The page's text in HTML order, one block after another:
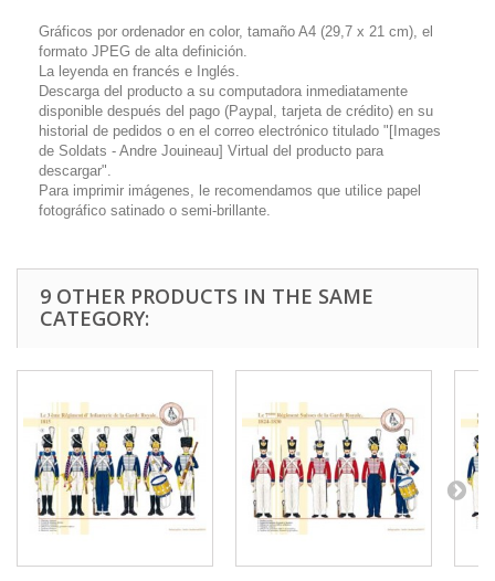
Gráficos por ordenador en color, tamaño A4 (29,7 x 21 cm), el
formato JPEG de alta definición.
La leyenda en francés e Inglés.
Descarga del producto a su computadora inmediatamente
disponible después del pago (Paypal, tarjeta de crédito) en su
historial de pedidos o en el correo electrónico titulado "[Images
de Soldats - Andre Jouineau] Virtual del producto para
descargar".
Para imprimir imágenes, le recomendamos que utilice papel
fotográfico satinado o semi-brillante.
9 OTHER PRODUCTS IN THE SAME
CATEGORY: